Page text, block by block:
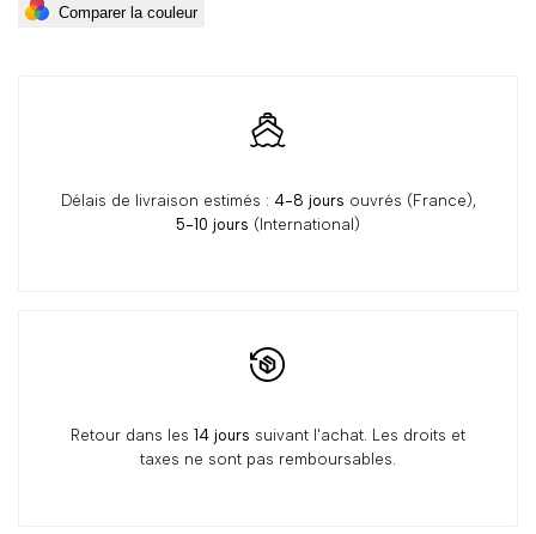
Comparer la couleur
Délais de livraison estimés : 4-8 jours ouvrés (France),
5-10 jours (International)
Retour dans les 14 jours suivant l'achat. Les droits et
taxes ne sont pas remboursables.